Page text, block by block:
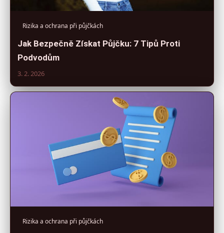
Rizika a ochrana při půjčkách
Jak Bezpečně Získat Půjčku: 7 Tipů Proti
Podvodům
3. 2. 2026
Rizika a ochrana při půjčkách